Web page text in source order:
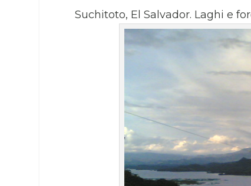
Suchitoto, El Salvador. Laghi e